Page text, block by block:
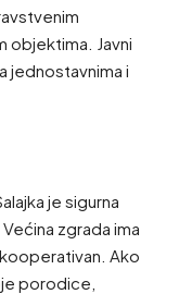
objektima. Javni
jednostavnima i
je sigurna
zgrada ima
Ako
porodice,